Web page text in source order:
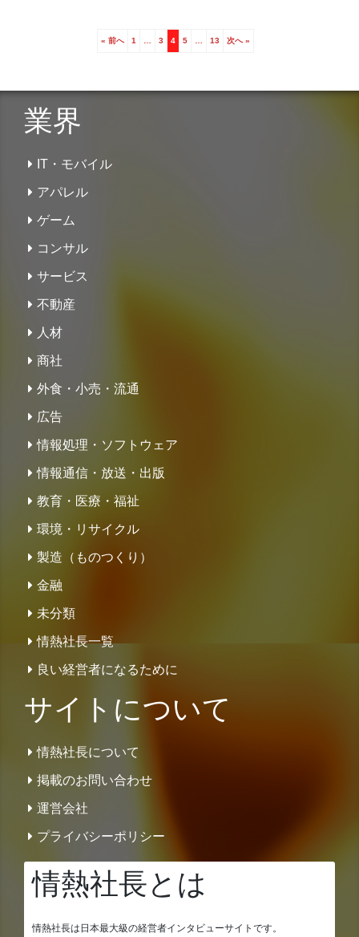
« 前へ 1 3 4 5 13 次へ »
業界
IT・モバイル
アパレル
ゲーム
コンサル
サービス
不動産
人材
商社
外食・小売・流通
広告
情報処理・ソフトウェア
情報通信・放送・出版
教育・医療・福祉
環境・リサイクル
製造（ものつくり）
金融
未分類
情熱社長一覧
良い経営者になるために
サイトについて
情熱社長について
掲載のお問い合わせ
運営会社
プライバシーポリシー
情熱社長とは
情熱社長は日本最大級の経営者インタビューサイトです。